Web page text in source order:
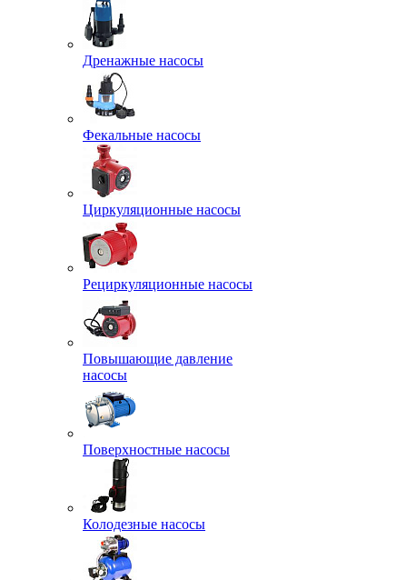
Дренажные насосы
Фекальные насосы
Циркуляционные насосы
Рециркуляционные насосы
Повышающие давление
насосы
Поверхностные насосы
Колодезные насосы